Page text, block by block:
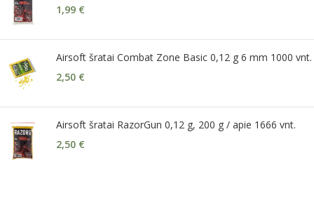
1,99 €
Airsoft šratai Combat Zone Basic 0,12 g 6 mm 1000 vnt.
2,50 €
Airsoft šratai RazorGun 0,12 g, 200 g / apie 1666 vnt.
2,50 €